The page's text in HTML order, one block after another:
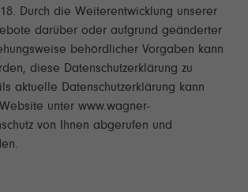
Durch die Weiterentwicklung unserer
darüber oder aufgrund geänderter
behördlicher Vorgaben kann
diese Datenschutzerklärung zu
aktuelle Datenschutzerklärung kann
unter www.wagner-
von Ihnen abgerufen und